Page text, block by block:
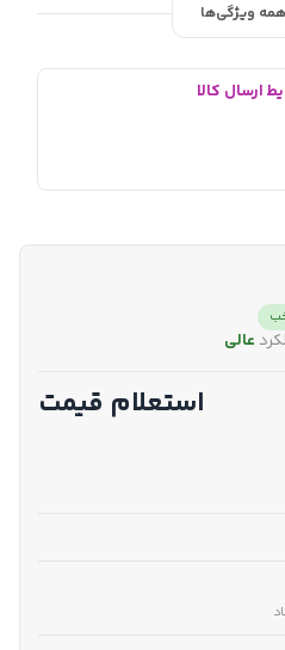
ویژگی‌ها
ارسال کالا
عالی
استعلام قیمت